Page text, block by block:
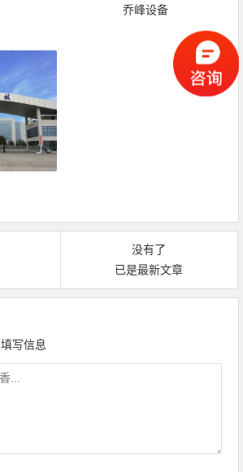
乔峰设备
没有了
已是最新文章
填写信息